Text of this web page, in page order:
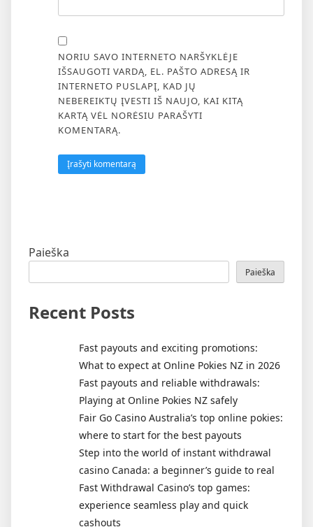
NORIU SAVO INTERNETO NARŠYKLĖJE
IŠSAUGOTI VARDĄ, EL. PAŠTO ADRESĄ IR
INTERNETO PUSLAPĮ, KAD JŲ
NEBEREIKTŲ ĮVESTI IŠ NAUJO, KAI KITĄ
KARTĄ VĖL NORĖSIU PARAŠYTI
KOMENTARĄ.
Paieška
Paieška
Recent Posts
Fast payouts and exciting promotions:
What to expect at Online Pokies NZ in 2026
Fast payouts and reliable withdrawals:
Playing at Online Pokies NZ safely
Fair Go Casino Australia’s top online pokies:
where to start for the best payouts
Step into the world of instant withdrawal
casino Canada: a beginner’s guide to real
Fast Withdrawal Casino’s top games:
experience seamless play and quick
cashouts